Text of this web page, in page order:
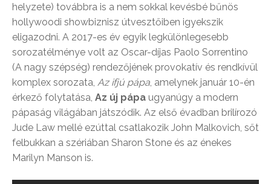
helyzete) továbbra is a nem sokkal kevésbé bűnös
hollywoodi showbiznisz útvesztőiben igyekszik
eligazodni. A 2017-es év egyik legkülönlegesebb
sorozatélménye volt az Oscar-díjas Paolo Sorrentino
(A nagy szépség) rendezőjének provokatív és rendkívül
komplex sorozata, Az ifjú pápa , amelynek január 10-én
érkező folytatása, Az új pápa ugyanúgy a modern
pápaság világában játszódik. Az első évadban brilírozó
Jude Law mellé ezúttal csatlakozik John Malkovich, sőt
felbukkan a szériában Sharon Stone és az énekes
Marilyn Manson is.